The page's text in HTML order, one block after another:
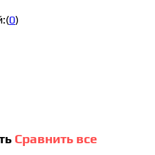
(0)
Сравнить все